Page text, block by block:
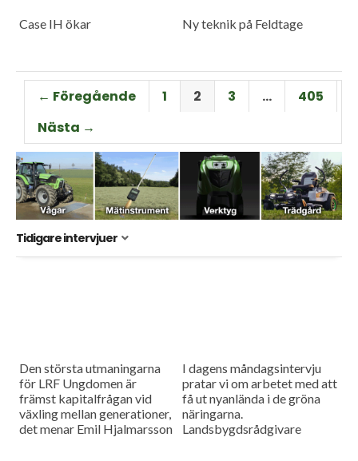
Case IH ökar Ny teknik på Feldtage
← Föregående 1 2 3 …
405
Nästa →
Tidigare intervjuer
Den största utmaningarna
för LRF Ungdomen är
främst kapitalfrågan vid
växling mellan generationer,
det menar Emil Hjalmarsson
I dagens måndagsintervju
pratar vi om arbetet med att
få ut nyanlända i de gröna
näringarna.
Landsbygdsrådgivare